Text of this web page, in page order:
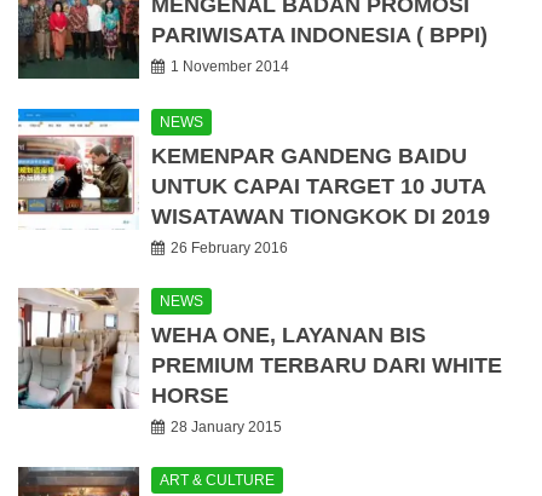
PARIWISATA INDONESIA ( BPPI)
1 November 2014
NEWS
KEMENPAR GANDENG BAIDU
UNTUK CAPAI TARGET 10 JUTA
WISATAWAN TIONGKOK DI 2019
26 February 2016
NEWS
WEHA ONE, LAYANAN BIS
PREMIUM TERBARU DARI WHITE
HORSE
28 January 2015
ART & CULTURE